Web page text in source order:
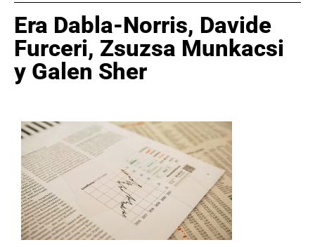
Era Dabla-Norris, Davide
Furceri, Zsuzsa Munkacsi
y Galen Sher